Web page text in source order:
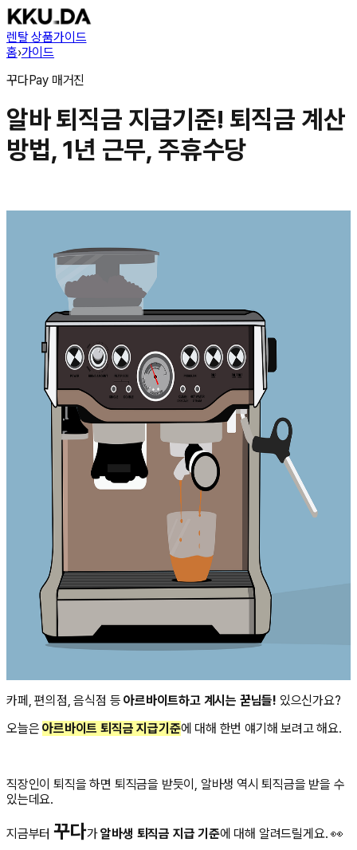
렌탈 상품가이드
홈›가이드
꾸다Pay 매거진
알바 퇴직금 지급기준! 퇴직금 계산
방법, 1년 근무, 주휴수당
카페, 편의점, 음식점 등아르바이트하고 계시는 꾿님들! 있으신가요?
오늘은아르바이트 퇴직금 지급기준에 대해 한번 얘기해 보려고 해요.
직장인이 퇴직을 하면 퇴직금을 받듯이, 알바생 역시 퇴직금을 받을 수
있는데요.
지금부터꾸다가알바생 퇴직금 지급 기준에 대해 알려드릴게요. 👀